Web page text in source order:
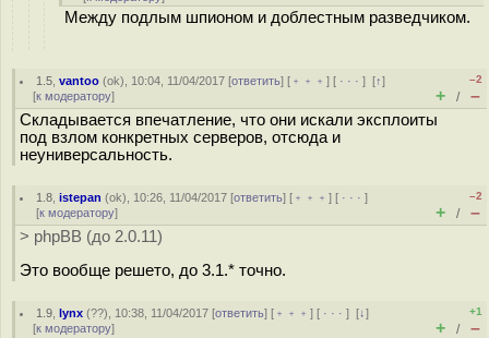
Между подлым шпионом и доблестным разведчиком.
1.5 ,vantoo (ok), 10:04, 11/04/2017 [ответить] [ ﹢﹢﹢] [ · · ·][↑]
[к модератору]
–2
+ / –
Складывается впечатление, что они искали эксплоиты
под взлом конкретных серверов, отсюда и
неуниверсальность.
1.8 ,istepan (ok), 10:26, 11/04/2017 [ответить] [ ﹢﹢﹢] [ · · ·]
[к модератору]
–2
+ / –
> phpBB (до 2.0.11)
Это вообще решeто, до 3.1.* точно.
1.9 ,lynx (??), 10:38, 11/04/2017 [ответить] [ ﹢﹢﹢] [ · · ·][↓]
[к модератору]
+1
+ / –